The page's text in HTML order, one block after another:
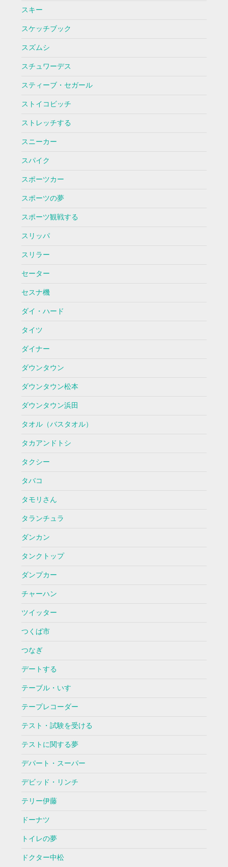
スキー
スケッチブック
スズムシ
スチュワーデス
スティーブ・セガール
ストイコビッチ
ストレッチする
スニーカー
スパイク
スポーツカー
スポーツの夢
スポーツ観戦する
スリッパ
スリラー
セーター
セスナ機
ダイ・ハード
タイツ
ダイナー
ダウンタウン
ダウンタウン松本
ダウンタウン浜田
タオル（バスタオル）
タカアンドトシ
タクシー
タバコ
タモリさん
タランチュラ
ダンカン
タンクトップ
ダンプカー
チャーハン
ツイッター
つくば市
つなぎ
デートする
テーブル・いす
テープレコーダー
テスト・試験を受ける
テストに関する夢
デパート・スーパー
デビッド・リンチ
テリー伊藤
ドーナツ
トイレの夢
ドクター中松